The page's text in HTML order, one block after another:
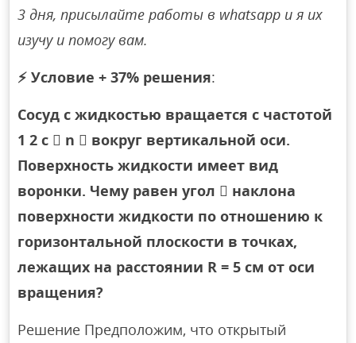
3 дня, присылайте работы в whatsapp и я их
изучу и помогу вам.
⚡ Условие + 37% решения:
Сосуд с жидкостью вращается с частотой
1 2 с  n  вокруг вертикальной оси.
Поверхность жидкости имеет вид
воронки. Чему равен угол  наклона
поверхности жидкости по отношению к
горизонтальной плоскости в точках,
лежащих на расстоянии R = 5 см от оси
вращения?
Решение Предположим, что открытый